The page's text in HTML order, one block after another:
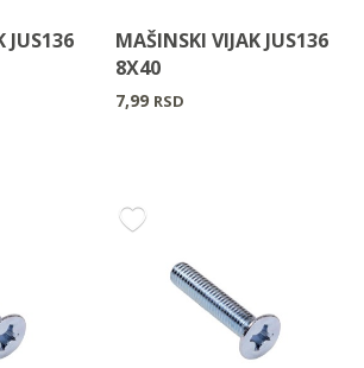
JUS136
MAŠINSKI VIJAK JUS136
8X40
7,99 RSD